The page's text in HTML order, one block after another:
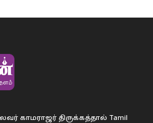
காமராஜர் திருக்கத்தால் Tamil